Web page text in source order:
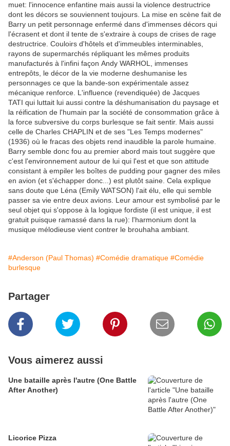
muet: l'innocence enfantine mais aussi la violence destructrice
dont les décors se souviennent toujours. La mise en scène fait de
Barry un petit personnage enfermé dans d'immenses décors qui
l'écrasent et dont il tente de s'extraire à coups de crises de rage
destructrice. Couloirs d'hôtels et d'immeubles interminables,
rayons de supermarchés répliquant les mêmes produits
manufacturés à l'infini façon Andy WARHOL, immenses
entrepôts, le décor de la vie moderne deshumanise les
personnages ce que la bande-son expérimentale assez
mécanique renforce. L'influence (revendiquée) de Jacques
TATI qui luttait lui aussi contre la déshumanisation du paysage et
la réification de l'humain par la société de consommation grâce à
la force subversive du corps burlesque se fait sentir. Mais aussi
celle de Charles CHAPLIN et de ses "Les Temps modernes"
(1936) où le fracas des objets rend inaudible la parole humaine.
Barry semble donc fou au premier abord mais tout suggère que
c'est l'environnement autour de lui qui l'est et que son attitude
consistant à empiler les boîtes de pudding pour gagner des miles
en avion (et s'échapper donc...) est plutôt saine. Cela explique
sans doute que Léna (Emily WATSON) l'ait élu, elle qui semble
passer sa vie entre deux avions. Leur amour est symbolisé par le
seul objet qui s'oppose à la logique fordiste (il est unique, il est
gratuit puisque ramassé dans la rue): l'harmonium dont la
musique mélodieuse vient contrer le brouhaha ambiant.
#Anderson (Paul Thomas) #Comédie dramatique #Comédie
burlesque
Partager
Vous aimerez aussi
Une bataille après l'autre (One Battle
After Another)
Licorice Pizza